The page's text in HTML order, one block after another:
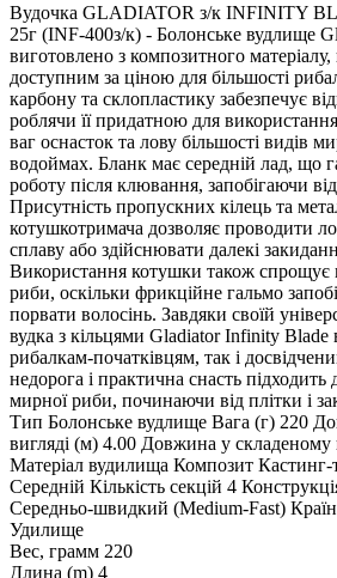
Вудочка GLADIATOR з/к INFINITY
25г (INF-400з/к) - Болонське вудлище
виготовлено з композитного
доступним за ціною для більшості
карбону та склопластику забезпечує
роблячи її придатною для
ваг оснасток та лову більшості видів
водоймах. Бланк має середній лад, що
роботу після клювання, запобігаючи
Присутність пропускних кілець та
котушкотримача дозволяє проводити
сплаву або здійснювати далекі
Використання котушки також спрощує
риби, оскільки фрикційне гальмо
порвати волосінь. Завдяки своїй
вудка з кільцями Gladiator Infinity Blade
рибалкам-початківцям, так і
недорога і практична снасть підходить
мирної риби, починаючи від плітки і
Тип Болонське вудлище Вага (г) 220
вигляді (м) 4.00 Довжина у складеному
Матеріал вудилища Композит Кастинг-
Середній Кількість секцій 4
Середньо-швидкий (Medium-Fast)
Удилище
Вес, грамм 220
Длина (m) 4